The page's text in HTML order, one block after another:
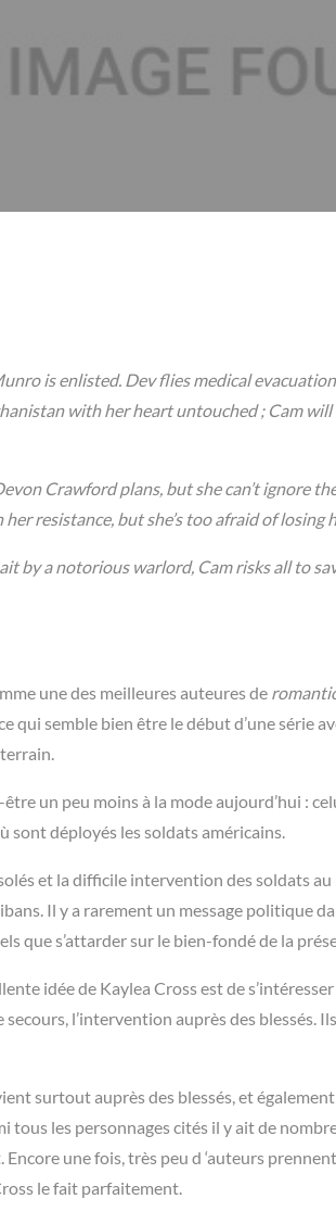
is enlisted. Dev flies medical
with her heart untouched ; Cam
Crawford plans, but she can’t ignore the
resistance, but she’s too afraid of losing
by a notorious warlord, Cam risks all to
une des meilleures auteures de
qui semble bien être le début d’une série
un peu moins à la mode aujourd’hui :
sont déployés les soldats américains.
et la difficile intervention des soldats au
Il y a rarement un message politique
que s’attarder sur le bien-fondé de la
idée de Kaylea Cross est de
l’intervention auprès des blessés.
surtout auprès des blessés, et
tous les personnages cités il y ait de
une fois, très peu d ‘auteurs
le fait parfaitement.